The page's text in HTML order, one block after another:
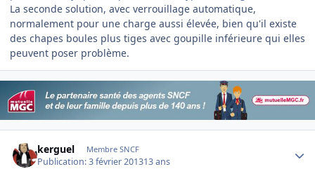
La seconde solution, avec verrouillage automatique,
normalement pour une charge aussi élevée, bien qu'il existe
des chapes boules plus tiges avec goupille inférieure qui elles
peuvent poser problème.
kerguel Membre SNCF
Publication:3 février 201313 ans